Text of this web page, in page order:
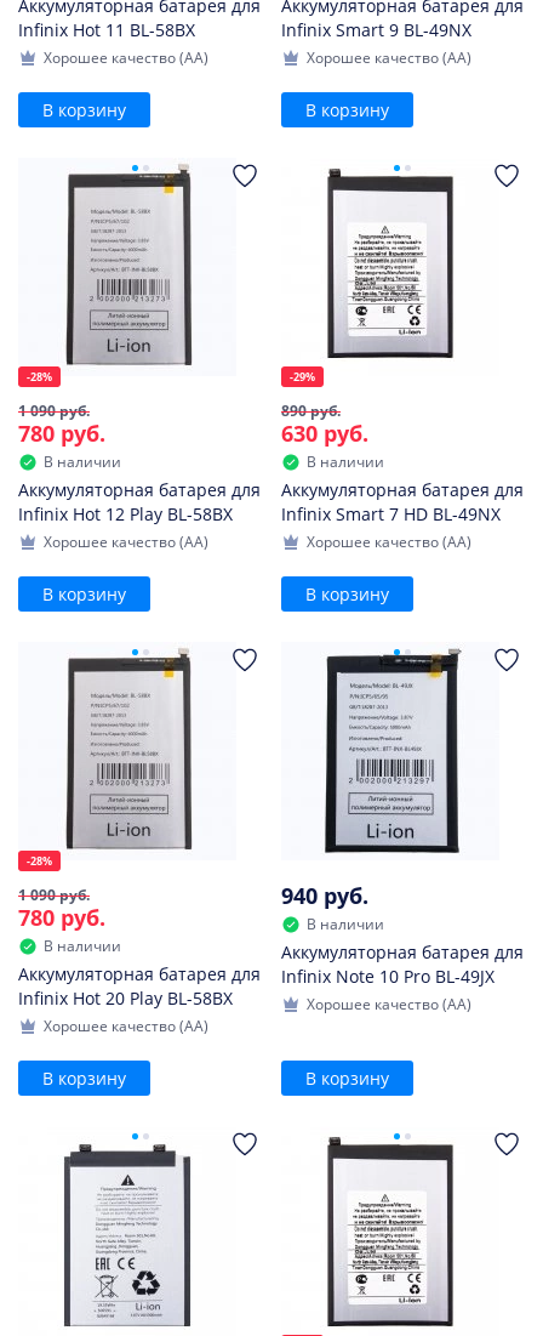
Аккумуляторная батарея для
Infinix Hot 11 BL-58BX
Хорошее качество (AA)
В корзину
Аккумуляторная батарея для
Infinix Smart 9 BL-49NX
Хорошее качество (AA)
В корзину
-28%
1 090 руб.
780 руб.
В наличии
Аккумуляторная батарея для
Infinix Hot 12 Play BL-58BX
Хорошее качество (AA)
В корзину
-29%
890 руб.
630 руб.
В наличии
Аккумуляторная батарея для
Infinix Smart 7 HD BL-49NX
Хорошее качество (AA)
В корзину
-28%
1 090 руб.
780 руб.
В наличии
Аккумуляторная батарея для
Infinix Hot 20 Play BL-58BX
Хорошее качество (AA)
В корзину
940 руб.
В наличии
Аккумуляторная батарея для
Infinix Note 10 Pro BL-49JX
Хорошее качество (AA)
В корзину